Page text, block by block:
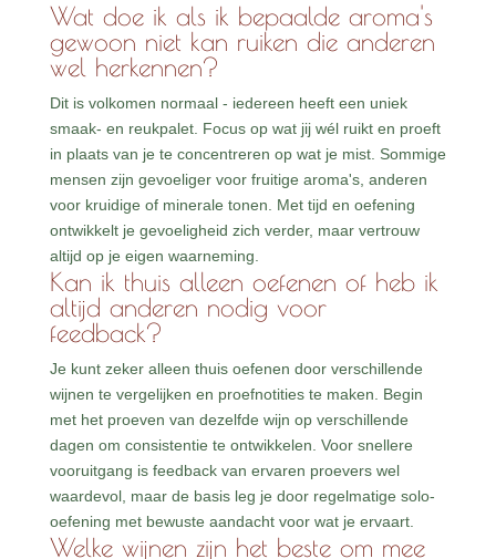
Wat doe ik als ik bepaalde aroma's
gewoon niet kan ruiken die anderen
wel herkennen?
Dit is volkomen normaal - iedereen heeft een uniek
smaak- en reukpalet. Focus op wat jij wél ruikt en proeft
in plaats van je te concentreren op wat je mist. Sommige
mensen zijn gevoeliger voor fruitige aroma's, anderen
voor kruidige of minerale tonen. Met tijd en oefening
ontwikkelt je gevoeligheid zich verder, maar vertrouw
altijd op je eigen waarneming.
Kan ik thuis alleen oefenen of heb ik
altijd anderen nodig voor
feedback?
Je kunt zeker alleen thuis oefenen door verschillende
wijnen te vergelijken en proefnotities te maken. Begin
met het proeven van dezelfde wijn op verschillende
dagen om consistentie te ontwikkelen. Voor snellere
vooruitgang is feedback van ervaren proevers wel
waardevol, maar de basis leg je door regelmatige solo-
oefening met bewuste aandacht voor wat je ervaart.
Welke wijnen zijn het beste om mee